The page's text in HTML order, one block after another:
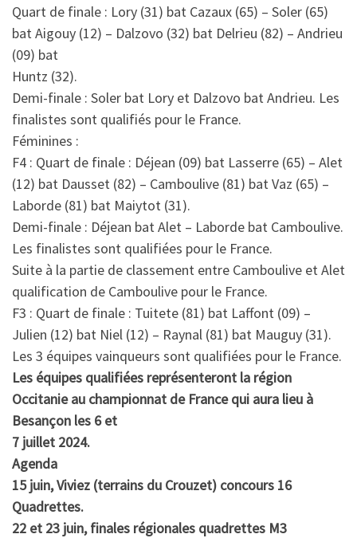
Quart de finale : Lory (31) bat Cazaux (65) – Soler (65)
bat Aigouy (12) – Dalzovo (32) bat Delrieu (82) – Andrieu
(09) bat
Huntz (32).
Demi-finale : Soler bat Lory et Dalzovo bat Andrieu. Les
finalistes sont qualifiés pour le France.
Féminines :
F4 : Quart de finale : Déjean (09) bat Lasserre (65) – Alet
(12) bat Dausset (82) – Camboulive (81) bat Vaz (65) –
Laborde (81) bat Maiytot (31).
Demi-finale : Déjean bat Alet – Laborde bat Camboulive.
Les finalistes sont qualifiées pour le France.
Suite à la partie de classement entre Camboulive et Alet
qualification de Camboulive pour le France.
F3 : Quart de finale : Tuitete (81) bat Laffont (09) –
Julien (12) bat Niel (12) – Raynal (81) bat Mauguy (31).
Les 3 équipes vainqueurs sont qualifiées pour le France.
Les équipes qualifiées représenteront la région
Occitanie au championnat de France qui aura lieu à
Besançon les 6 et
7 juillet 2024.
Agenda
15 juin, Viviez (terrains du Crouzet) concours 16
Quadrettes.
22 et 23 juin, finales régionales quadrettes M3